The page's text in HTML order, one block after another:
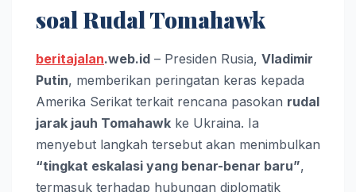
soal Rudal Tomahawk
beritajalan.web.id – Presiden Rusia, Vladimir
Putin, memberikan peringatan keras kepada
Amerika Serikat terkait rencana pasokan rudal
jarak jauh Tomahawk ke Ukraina. Ia
menyebut langkah tersebut akan menimbulkan
“tingkat eskalasi yang benar-benar baru”,
termasuk terhadap hubungan diplomatik